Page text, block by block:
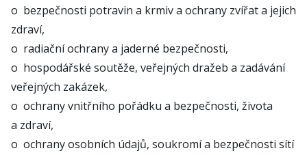
o bezpečnosti potravin a krmiv a ochrany zvířat a jejich
zdraví,
o radiační ochrany a jaderné bezpečnosti,
o hospodářské soutěže, veřejných dražeb a zadávání
veřejných zakázek,
o ochrany vnitřního pořádku a bezpečnosti, života
a zdraví,
o ochrany osobních údajů, soukromí a bezpečnosti sítí